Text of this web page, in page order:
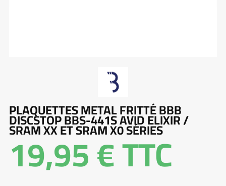
PLAQUETTES METAL FRITTÉ BBB
DISCSTOP BBS-441S AVID ELIXIR /
SRAM XX ET SRAM X0 SÉRIES
19,95 €TTC